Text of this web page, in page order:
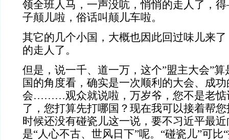
领全班人马，一声没吭，悄悄的走人了，
子颠儿啦，俗话叫颠儿车啦。
其它的几个小国，大概也因此回过味儿来
的走人了。
但是，说一千、道一万，这个”盟主大会”
国的角度看，确实是一次顺利的大会、成
会………观众就说啦，万岁爷，您不是老惦
了，您打算先打哪国？现在我可以接着帮
时候还没有碰瓷儿这一说，要不习近平最
是“人心不古、世风日下”呢。“碰瓷儿”可比